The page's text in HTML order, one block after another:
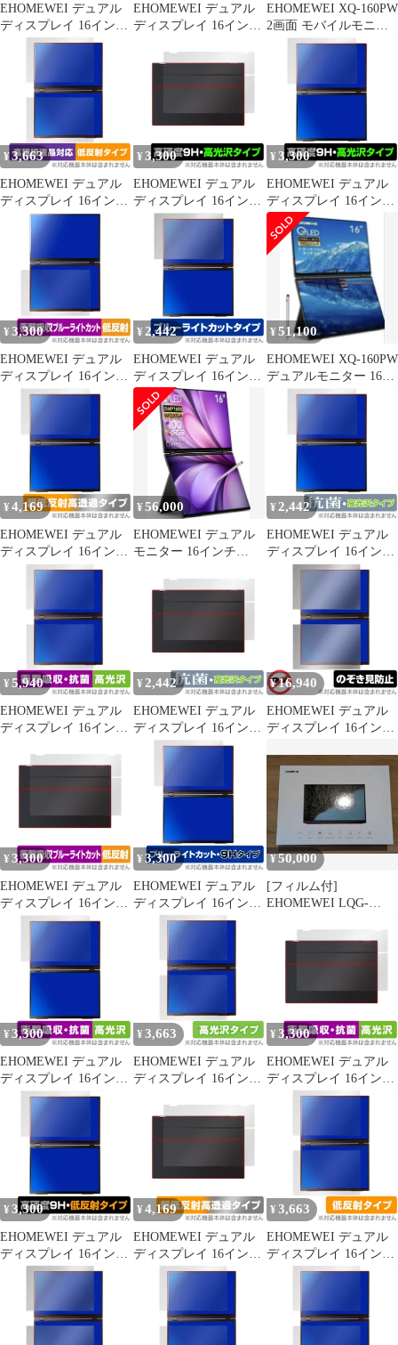
EHOMEWEI デュアル
ディスプレイ 16インチ
2.5K XQ-160PW 天板
指紋防止 コーティング
EHOMEWEI デュアル
ディスプレイ 16インチ
Paper ザラザラした手触
EHOMEWEI XQ-160PW
2画面 モバイルモニタ
ー タッチ対応 美品
¥3,663
EHOMEWEI デュアル
ディスプレイ 16インチ
2.5K XQ-160PW 上部
下部 フィルム OverLay
Plus Lite 高精細液晶対
応 アンチグレア 反射防
¥ 3,300
EHOMEWEI デュアル
ディスプレイ 16インチ
2.5K XQ-160PW 天板
透明感 高光沢
¥ 3,300
EHOMEWEI デュアル
ディスプレイ 16インチ
2.5K XQ-160PW 保護
フィルム OverLay 9H
Brilliant 9H 高硬度 透明
高光沢
¥ 3,300
EHOMEWEI デュアル
ディスプレイ 16インチ
2.5K XQ-160PW 保護
収 反射防止 ブルーライ
¥ 2,442
EHOMEWEI デュアル
ディスプレイ 16インチ
2.5K XQ-160PW 保護
フィルム OverLay Eye
Protector 液晶保護 目に
優しい ブルーライトカ
¥51,100
EHOMEWEI XQ-160PW
デュアルモニター 16イ
¥ 4,169
EHOMEWEI デュアル
ディスプレイ 16インチ
2.5K XQ-160PW 保護
反射防止 高透過 指紋防
¥56,000
EHOMEWEI デュアル
モニター 16インチ
¥ 2,442
EHOMEWEI デュアル
ディスプレイ 16インチ
2.5K XQ-160PW 保護
Brilliant Hydro Ag+ 抗菌
抗ウイルス 高光沢
¥ 5,940
EHOMEWEI デュアル
ディスプレイ 16インチ
Absorber 高光沢 衝撃吸
収 抗菌
¥ 2,442
EHOMEWEI デュアル
ディスプレイ 16インチ
2.5K XQ-160PW 天板
抗菌 抗ウイルス 高光沢
¥16,940
EHOMEWEI デュアル
ディスプレイ 16インチ
Secret 液晶保護 プライ
バシーフィルター 覗き
見防止
¥ 3,300
EHOMEWEI デュアル
ディスプレイ 16インチ
2.5K XQ-160PW 天板
収 反射防止 抗菌
¥3,300
EHOMEWEI デュアル
ディスプレイ 16インチ
2.5K XQ-160PW 保護
フィルム OverLay Eye
9H 高硬度 ブルーライ
¥50,000
[フィルム付]
EHOMEWEI LQG-
¥ 3,300
EHOMEWEI デュアル
ディスプレイ 16インチ
2.5K XQ-160PW 保護
収 抗菌
¥ 3,663
EHOMEWEI デュアル
ディスプレイ 16インチ
Brilliant 指紋がつきに
¥ 3,300
EHOMEWEI デュアル
ディスプレイ 16インチ
2.5K XQ-160PW 天板
収 高光沢 抗菌
¥ 3,300
EHOMEWEI デュアル
ディスプレイ 16インチ
2.5K XQ-160PW 保護
グレア 反射防止
¥ 4,169
EHOMEWEI デュアル
ディスプレイ 16インチ
2.5K XQ-160PW 天板
さらさら手触り 低反射
¥ 3,663
EHOMEWEI デュアル
ディスプレイ 16インチ
2.5K XQ-160PW 上部
Plus アンチグレア 反射
防止 非光沢 指紋防止